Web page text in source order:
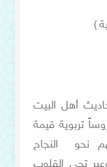
)
أهل البيت
تربوية قيمة
نحو النجاح